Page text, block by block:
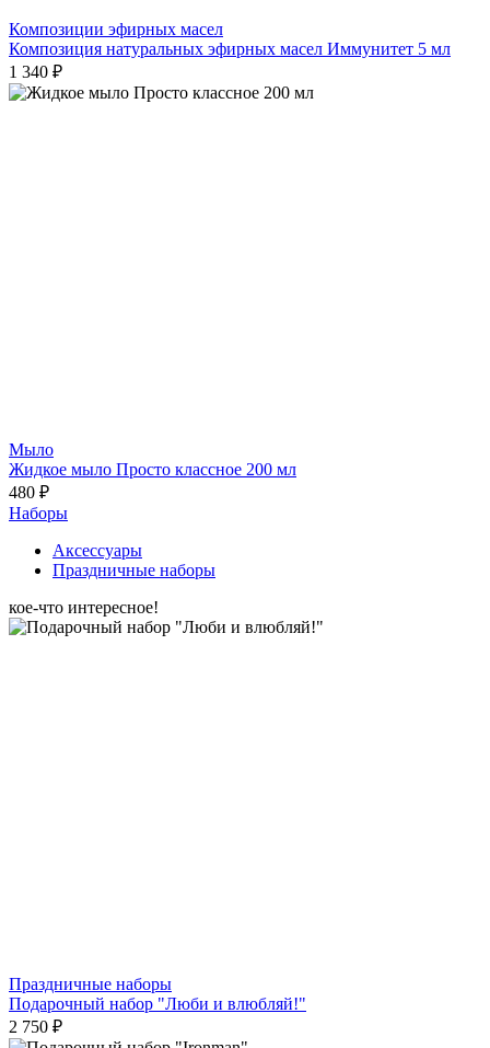
Композиции эфирных масел
Композиция натуральных эфирных масел Иммунитет 5 мл
1 340 ₽
Мыло
Жидкое мыло Просто классное 200 мл
480 ₽
Наборы
Аксессуары
Праздничные наборы
кое-что интересное!
Праздничные наборы
Подарочный набор "Люби и влюбляй!"
2 750 ₽